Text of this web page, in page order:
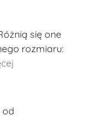
się one
rozmiaru:
od